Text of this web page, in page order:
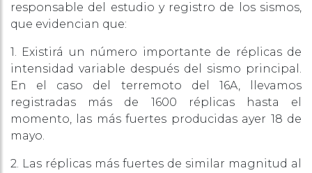
responsable del estudio y registro de los sismos,
que evidencian que:
1. Existirá un número importante de réplicas de
intensidad variable después del sismo principal.
En el caso del terremoto del 16A, llevamos
registradas más de 1600 réplicas hasta el
momento, las más fuertes producidas ayer 18 de
mayo.
2. Las réplicas más fuertes de similar magnitud al